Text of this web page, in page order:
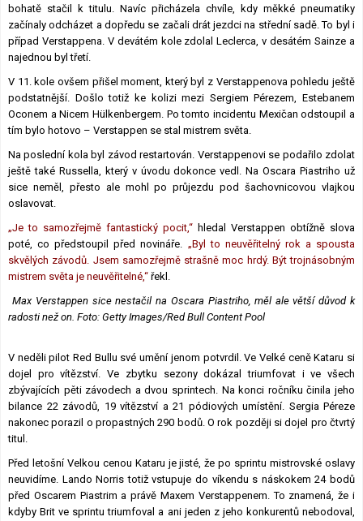
bohatě stačil k titulu. Navíc přicházela chvíle, kdy měkké pneumatiky
začínaly odcházet a dopředu se začali drát jezdci na střední sadě. To byl i
případ Verstappena. V devátém kole zdolal Leclerca, v desátém Sainze a
najednou byl třetí.
V 11. kole ovšem přišel moment, který byl z Verstappenova pohledu ještě
podstatnější. Došlo totiž ke kolizi mezi Sergiem Pérezem, Estebanem
Oconem a Nicem Hülkenbergem. Po tomto incidentu Mexičan odstoupil a
tím bylo hotovo – Verstappen se stal mistrem světa.
Na poslední kola byl závod restartován. Verstappenovi se podařilo zdolat
ještě také Russella, který v úvodu dokonce vedl. Na Oscara Piastriho už
sice neměl, přesto ale mohl po průjezdu pod šachovnicovou vlajkou
oslavovat.
„Je to samozřejmě fantastický pocit,“ hledal Verstappen obtížně slova
poté, co předstoupil před novináře. „Byl to neuvěřitelný rok a spousta
skvělých závodů. Jsem samozřejmě strašně moc hrdý. Být trojnásobným
mistrem světa je neuvěřitelné,“ řekl.
Max Verstappen sice nestačil na Oscara Piastriho, měl ale větší důvod k
radosti než on. Foto: Getty Images/Red Bull Content Pool
V neděli pilot Red Bullu své umění jenom potvrdil. Ve Velké ceně Kataru si
dojel pro vítězství. Ve zbytku sezony dokázal triumfovat i ve všech
zbývajících pěti závodech a dvou sprintech. Na konci ročníku činila jeho
bilance 22 závodů, 19 vítězství a 21 pódiových umístění. Sergia Péreze
nakonec porazil o propastných 290 bodů. O rok později si dojel pro čtvrtý
titul.
Před letošní Velkou cenou Kataru je jisté, že po sprintu mistrovské oslavy
neuvidíme. Lando Norris totiž vstupuje do víkendu s náskokem 24 bodů
před Oscarem Piastrim a právě Maxem Verstappenem. To znamená, že i
kdyby Brit ve sprintu triumfoval a ani jeden z jeho konkurentů nebodoval,